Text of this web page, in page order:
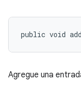
public void
Agregue una